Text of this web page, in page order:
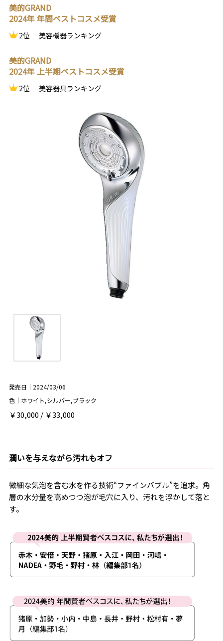
美的GRAND
2024年 年間ベストコスメ受賞
2位 美容機器ランキング
美的GRAND
2024年 上半期ベストコスメ受賞
2位 美容器具ランキング
発売日｜2024/03/06
色｜ホワイト,シルバー,ブラック
￥30,000 / ￥33,000
潤いを与えながら汚れもオフ
微細な気泡を含む水を作る技術“ファインバブル”を追求。角
層の水分量を高めつつ泡が毛穴に入り、汚れを浮かして落と
す。